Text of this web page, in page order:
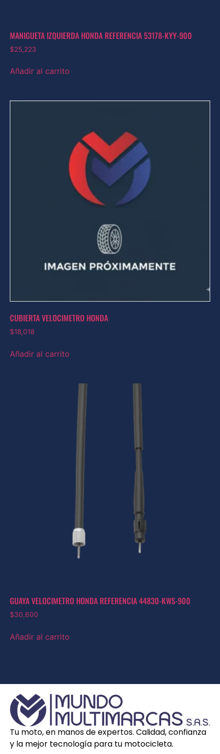
MANIGUETA IZQUIERDA HONDA REFERENCIA 53178-KYY-900
$25,223
Añadir al carrito
CUBIERTA VELOCIMETRO HONDA
$18,018
Añadir al carrito
GUAYA VELOCIMETRO HONDA REFERENCIA 44830-KWS-900
$30,600
Añadir al carrito
Tu moto, en manos de expertos. Calidad, confianza
y la mejor tecnología para tu motocicleta.